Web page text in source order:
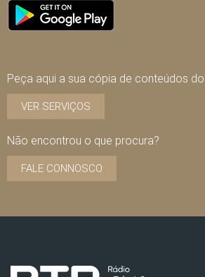
Peça aqui a sua cópia de conteúdos do
VER SERVIÇOS
Não encontrou o que procura?
FALE CONNOSCO